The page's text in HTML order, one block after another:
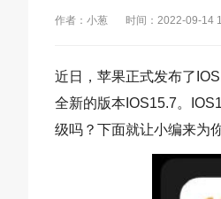
作者：小葱 时间：2022-09-14
近日，苹果正式发布了
全新的版本IOS15.7。
级吗？下面就让小编来为